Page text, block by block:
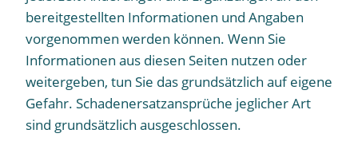
bereitgestellten Informationen und Angaben
vorgenommen werden können. Wenn Sie
Informationen aus diesen Seiten nutzen oder
weitergeben, tun Sie das grundsätzlich auf eigene
Gefahr. Schadenersatzansprüche jeglicher Art
sind grundsätzlich ausgeschlossen.